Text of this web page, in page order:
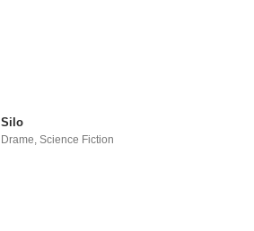
Silo
Drame,Science Fiction